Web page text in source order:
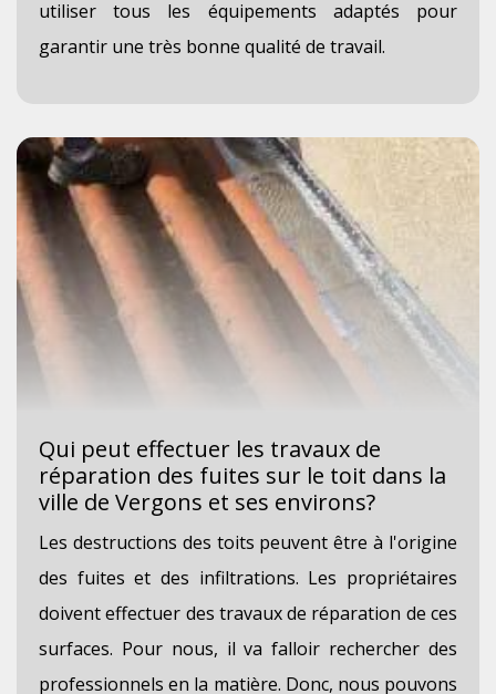
utiliser tous les équipements adaptés pour
garantir une très bonne qualité de travail.
Qui peut effectuer les travaux de
réparation des fuites sur le toit dans la
ville de Vergons et ses environs?
Les destructions des toits peuvent être à l'origine
des fuites et des infiltrations. Les propriétaires
doivent effectuer des travaux de réparation de ces
surfaces. Pour nous, il va falloir rechercher des
professionnels en la matière. Donc, nous pouvons